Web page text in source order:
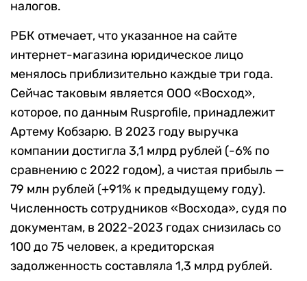
налогов.
РБК отмечает, что указанное на сайте
интернет-магазина юридическое лицо
менялось приблизительно каждые три года.
Сейчас таковым является ООО «Восход»,
которое, по данным Rusprofile, принадлежит
Артему Кобзарю. В 2023 году выручка
компании достигла 3,1 млрд рублей (-6% по
сравнению с 2022 годом), а чистая прибыль —
79 млн рублей (+91% к предыдущему году).
Численность сотрудников «Восхода», судя по
документам, в 2022-2023 годах снизилась со
100 до 75 человек, а кредиторская
задолженность составляла 1,3 млрд рублей.